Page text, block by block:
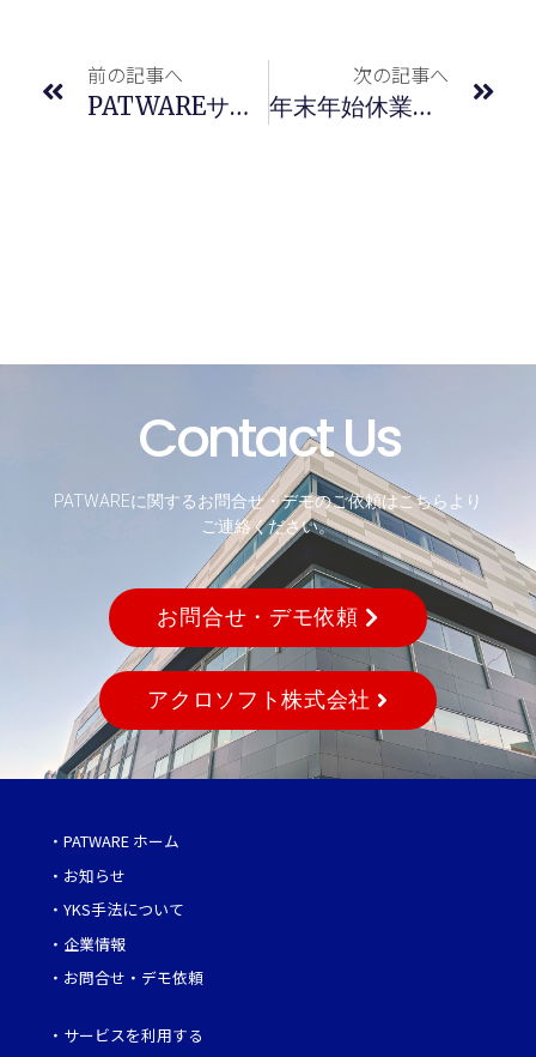
前の記事へ
PATWAREサービスサイト デモバージョン第3弾を公開しました。
次の記事へ
年末年始休業のお知らせ(12/29～1/3)
Contact Us
PATWAREに関するお問合せ・デモのご依頼はこちらより
ご連絡ください。
お問合せ・デモ依頼
アクロソフト株式会社
・ PATWARE ホーム
・ お知らせ
・ YKS手法について
・ 企業情報
・ お問合せ・デモ依頼
・ サービスを利用する